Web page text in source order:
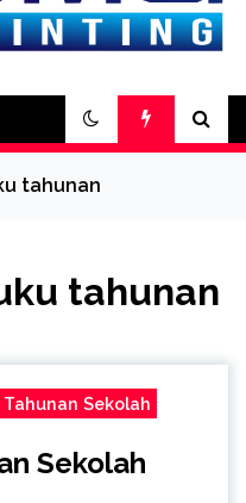
Online
tahunan
tahunan
Sekolah
Sekolah